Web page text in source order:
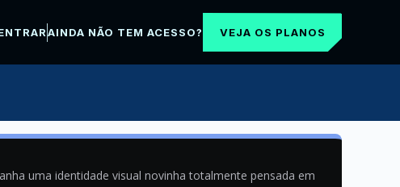
AINDA NÃO TEM ACESSO? VEJA OS PLANOS
uma identidade visual novinha totalmente pensada em